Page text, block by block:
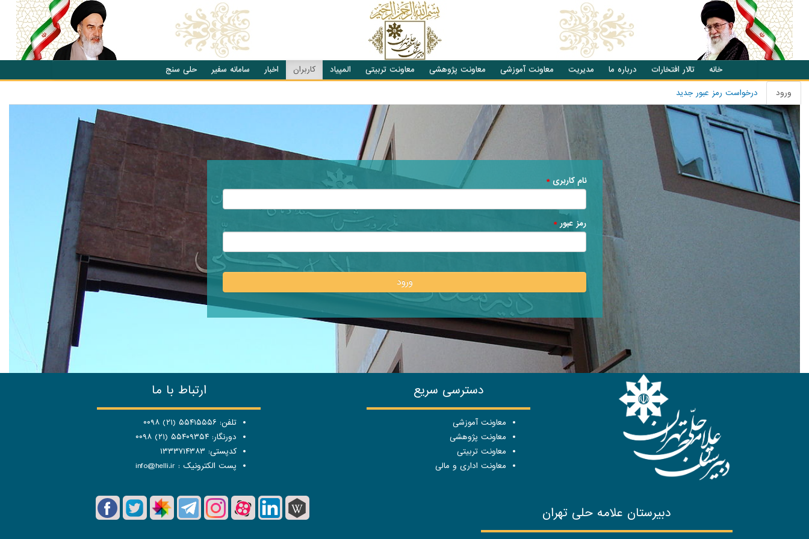
انتقال به محتوای اصلی
خانه تالار افتخارات درباره ما مدیریت معاونت آموزشی معاونت پژوهشی معاونت تربیتی المپیاد کاربران اخبار سامانه سفیر حلی سنج
تب های اصلی
ورود
فعال)
درخواست رمز عبور جدید
نام کاربری*
رمز عبور*
ورود
دسترسی سریع
معاونت آموزشی
معاونت پژوهشی
معاونت تربیتی
معاونت اداری و مالی
ارتباط با ما
تلفن: ۵۵۴۱۵۵۵۶ (۲۱) ۰۰۹۸
دورنگار: ۵۵۴۰۹۳۵۴ (۲۱) ۰۰۹۸
کدپستی: ۱۳۳۳۷۱۴۳۸۳
پست الکترونیک : info@helli.ir
دبیرستان علامه حلی تهران